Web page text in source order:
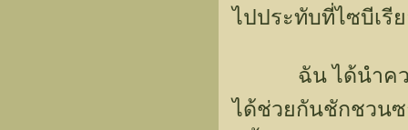
ไปประทับที่ไซบีเรี
ฉัน ได้นำความ
ได้ช่วยกันชักชวนซ